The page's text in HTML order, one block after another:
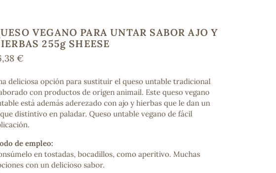
VEGANO PARA UNTAR SABOR AJO Y
255g SHEESE
€
deliciosa opción para sustituir el queso untable tradicional
con productos de origen animail. Este queso vegano
está además aderezado con ajo y hierbas que le dan un
distintivo en paladar. Queso untable vegano de fácil
de empleo:
en tostadas, bocadillos, como aperitivo. Muchas
con un delicioso sabor.